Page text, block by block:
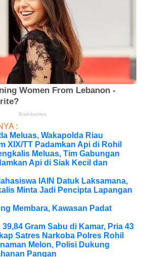
:
Meluas, Wakapolda Riau
XIX/TT Padamkan Api di Rohil
Meluas, Tim Gabungan
Api di Siak Kecil dan
IAIN Datuk Laksamana,
Minta Jadi Pencipta Lapangan
Membara, Kawasan Padat
Gram Sabu di Kamar, Pria 43
Satres Narkoba Polres Rohil
Melon, Polisi Dukung
Pangan